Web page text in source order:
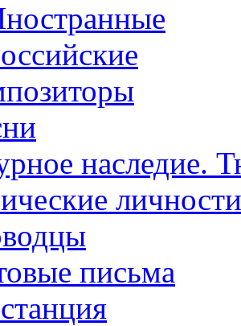
наследие.
личности
письма